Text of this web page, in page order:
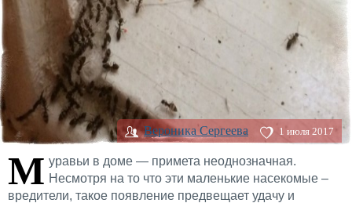
Вероника Сергеева 1 июля 2017
М уравьи в доме — примета неоднозначная.
Несмотря на то что эти маленькие насекомые –
вредители, такое появление предвещает удачу и